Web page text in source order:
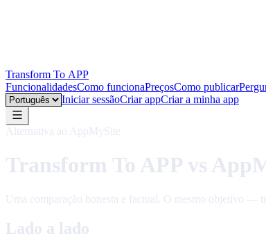
Transform To APP
FuncionalidadesComo funcionaPreçosComo publicar
Language
Iniciar sessãoCriar appCriar a minha app
Alternativa ao AppMySite
Transform To APP vs
Uma comparação honesta e factual. O mesmo objetivo —
Lado a lado